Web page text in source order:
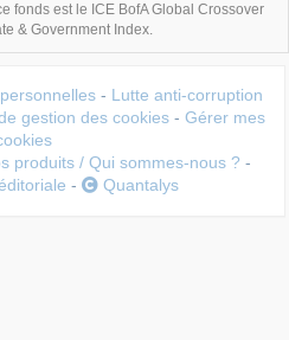
fonds est le ICE BofA Global Crossover
& Government Index.
- Lutte anti-corruption
gestion des cookies - Gérer mes
produits / Qui sommes-nous ? -
- Quantalys